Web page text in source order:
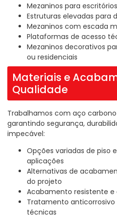
Mezaninos para
Estruturas elevadas para
Mezaninos com escada
Plataformas de acesso
Mezaninos decorativos
ou residenciais
Materiais e
Qualidade
Trabalhamos com aço
garantindo segurança,
impecável:
Opções variadas de piso
aplicações
Alternativas de
do projeto
Acabamento resistente
Tratamento
técnicas